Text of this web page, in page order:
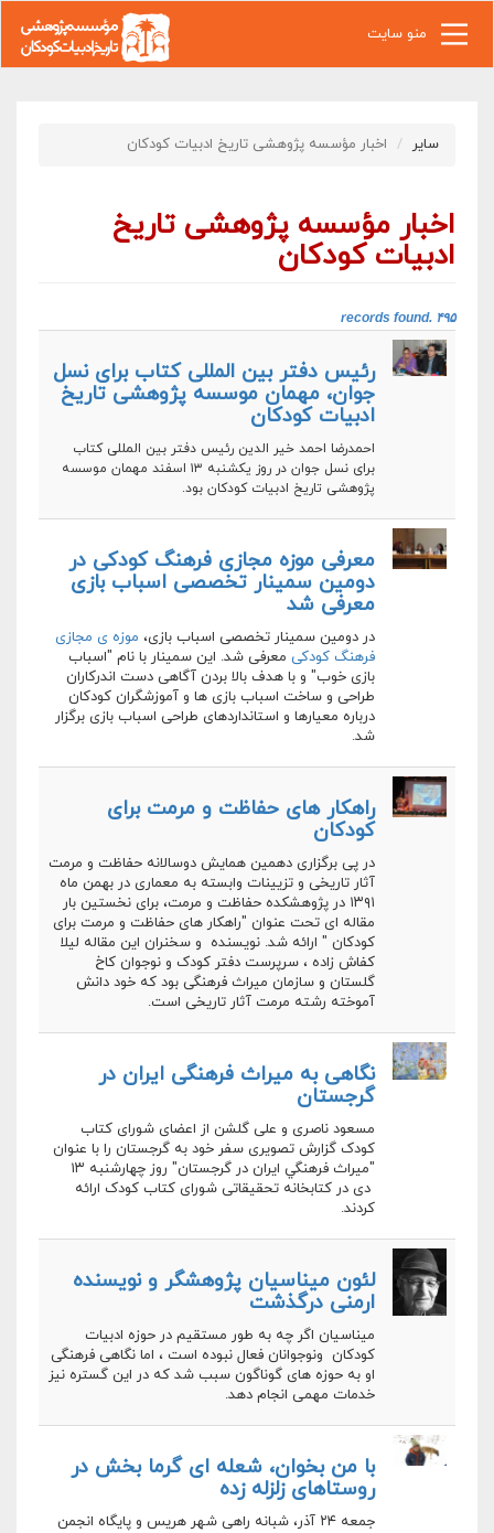
منو سایت
سایر اخبار مؤسسه پژوهشی تاریخ ادبیات کودکان
اخبار مؤسسه پژوهشی تاریخ
ادبیات کودکان
۴۹۵ records found.‎
رئیس دفتر بین المللی کتاب برای نسل
جوان، مهمان موسسه پژوهشی تاریخ
ادبیات کودکان
احمدرضا احمد خیر الدین رئیس دفتر بین المللی کتاب
برای نسل جوان در روز یکشنبه ۱۳ اسفند مهمان موسسه
پژوهشی تاریخ ادبیات کودکان بود.
معرفی موزه مجازی فرهنگ کودکی در
دومین سمینار تخصصی اسباب بازی
معرفی شد
در دومین سمینار تخصصی اسباب بازی، موزه ی مجازی
فرهنگ کودکی معرفی شد. این سمینار با نام "اسباب
بازی خوب" و با هدف بالا بردن آگاهی دست اندرکاران
طراحی و ساخت اسباب بازی ها و آموزشگران کودکان
درباره معیارها و استانداردهای طراحی اسباب بازی برگزار
شد.
راهکار های حفاظت و مرمت برای
کودکان
در پی برگزاری دهمین همایش دوسالانه حفاظت و مرمت
آثار تاریخی و تزیینات وابسته به معماری در بهمن ماه
۱۳۹۱ در پژوهشکده حفاظت و مرمت، برای نخستین بار
مقاله ای تحت عنوان "راهکار های حفاظت و مرمت برای
کودکان " ارائه شد. نویسنده و سخنران این مقاله لیلا
کفاش زاده ، سرپرست دفتر کودک و نوجوان کاخ
گلستان و سازمان میراث فرهنگی بود که خود دانش
آموخته رشته مرمت آثار تاریخی است.
نگاهی به میراث فرهنگی ایران در
گرجستان
مسعود ناصری و علی گلشن از اعضای شورای کتاب
کودک گزارش تصویری سفر خود به گرجستان را با عنوان
"ميراث فرهنگي ايران در گرجستان" روز چهارشنبه ۱۳
دی در كتابخانه تحقيقاتی شورای کتاب کودک ارائه
کردند.
لئون میناسیان پژوهشگر و نویسنده
ارمنی درگذشت
میناسیان اگر چه به طور مستقیم در حوزه ادبیات
کودکان ونوجوانان فعال نبوده است ، اما نگاهی فرهنگی
او به حوزه های گوناگون سبب شد که در این گستره نیز
خدمات مهمی انجام دهد.
با من بخوان، شعله ای گرما بخش در
روستاهای زلزله زده
جمعه ۲۴ آذر، شبانه راهی شهر هریس و پایگاه انجمن